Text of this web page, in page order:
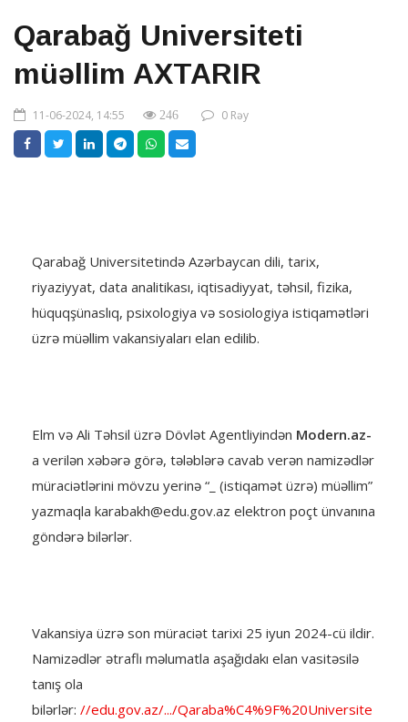
Qarabağ Universiteti
müəllim AXTARIR
11-06-2024, 14:55 246 0 Rəy
Qarabağ Universitetində Azərbaycan dili, tarix,
riyaziyyat, data analitikası, iqtisadiyyat, təhsil, fizika,
hüquqşünaslıq, psixologiya və sosiologiya istiqamətləri
üzrə müəllim vakansiyaları elan edilib.
Elm və Ali Təhsil üzrə Dövlət Agentliyindən Modern.az-
a verilən xəbərə görə, tələblərə cavab verən namizədlər
müraciətlərini mövzu yerinə “_ (istiqamət üzrə) müəllim”
yazmaqla karabakh@edu.gov.az elektron poçt ünvanına
göndərə bilərlər.
Vakansiya üzrə son müraciət tarixi 25 iyun 2024-cü ildir.
Namizədlər ətraflı məlumatla aşağıdakı elan vasitəsilə
tanış ola
bilərlər: //edu.gov.az/.../Qaraba%C4%9F%20Universite